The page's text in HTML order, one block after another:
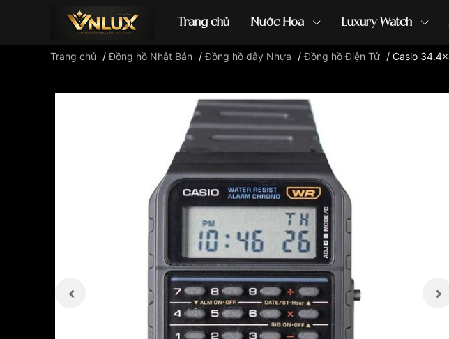
Trang chủ Nước Hoa Luxury Watch
Đồng hồ casio đồng hồ G-Shock đồng hồ Orient ...
Trang chủ /Đồng hồ Nhật Bản /Đồng hồ dây Nhựa /Đồng hồ Điện Tử / Casio